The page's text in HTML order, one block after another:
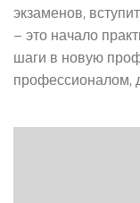
экзаменов,
– это начало
шаги в новую
профессионалом,